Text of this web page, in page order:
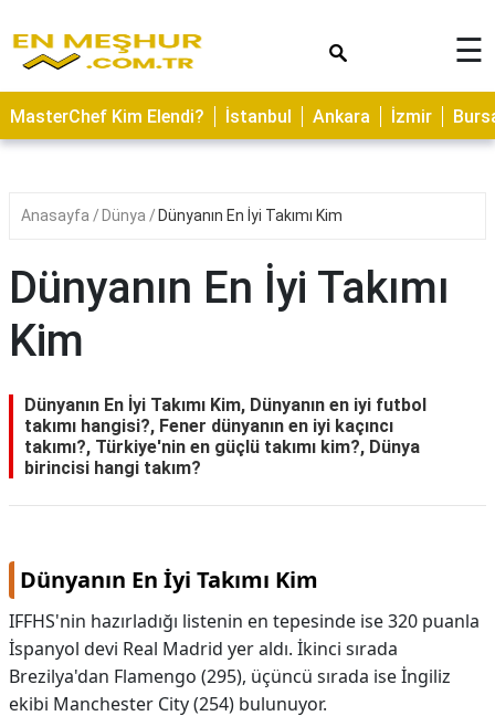
ASTROLOJİ
SAĞLIK
YERLER
BAKIMI
KAMP
ALANLARI
İLETİŞİM
☰
MasterChef Kim Elendi? İstanbul Ankara İzmir
Anasayfa Dünya Dünyanın En İyi Takımı Kim
Dünyanın En İyi Takımı
Kim
Dünyanın En İyi Takımı Kim, Dünyanın en iyi futbol
takımı hangisi?, Fener dünyanın en iyi kaçıncı
takımı?, Türkiye'nin en güçlü takımı kim?, Dünya
birincisi hangi takım?
Dünyanın En İyi Takımı Kim
IFFHS'nin hazırladığı listenin en tepesinde ise 320 puanla
İspanyol devi Real Madrid yer aldı. İkinci sırada
Brezilya'dan Flamengo (295), üçüncü sırada ise İngiliz
ekibi Manchester City (254) bulunuyor.